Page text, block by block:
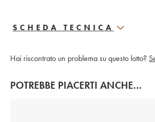
SCHEDA TECNICA
Hai riscontrato un problema su questo lotto?
POTREBBE PIACERTI ANCHE…